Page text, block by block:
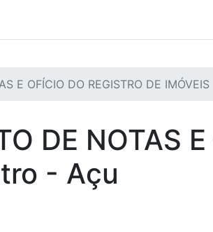
E OFÍCIO DO REGISTRO DE IMÓVEIS
DE NOTAS
- Açu